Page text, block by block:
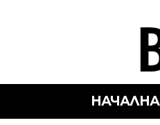
НАЧАЛНА